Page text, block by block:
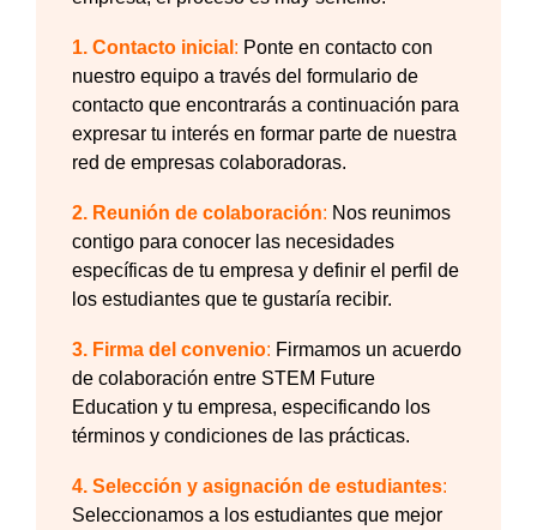
1. Contacto inicial : Ponte en contacto con
nuestro equipo a través del formulario de
contacto que encontrarás a continuación para
expresar tu interés en formar parte de nuestra
red de empresas colaboradoras.
2. Reunión de colaboración: Nos reunimos
contigo para conocer las necesidades
específicas de tu empresa y definir el perfil de
los estudiantes que te gustaría recibir.
3. Firma del convenio: Firmamos un acuerdo
de colaboración entre STEM Future
Education y tu empresa, especificando los
términos y condiciones de las prácticas.
4. Selección y asignación de estudiantes:
Seleccionamos a los estudiantes que mejor